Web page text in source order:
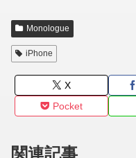
Monologue
iPhone
X
Pocket
関連記事